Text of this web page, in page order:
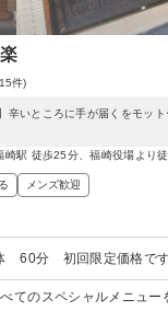
件)
辛いところに手が届くをモッ
崎駅 徒歩25分、福崎役場より
メンズ歓迎
60分 初回限定価格です
てのスペシャルメニュー